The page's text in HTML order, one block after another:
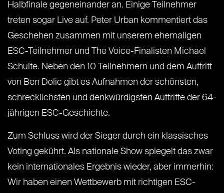
Halbfinale gegeneinander an. Einige Teilnehmer
treten sogar Live auf. Peter Urban kommentiert das
Geschehen zusammen mit unserem ehemaligen
ESC-Teilnehmer und The Voice-Finalisten Michael
Schulte. Neben den 10 Teilnehmern und dem Auftritt
von Ben Dolic gibt es Aufnahmen der schönsten,
schrecklichsten und denkwürdigsten Auftritte der 64-
jährigen ESC-Geschichte.
Zum Schluss wird der Sieger durch ein klassisches
Voting gekührt. Als nationale Show spiegelt das zwar
kein internationales Ergebnis wieder, aber immerhin:
Wir haben einen Wettbewerb mit richtigen ESC-